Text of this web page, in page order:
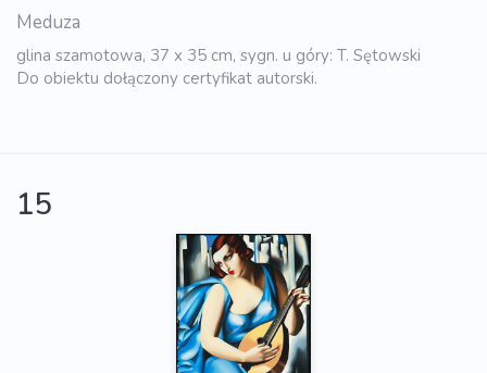
Meduza
glina szamotowa, 37 x 35 cm, sygn. u góry: T. Sętowski
Do obiektu dołączony certyfikat autorski.
15